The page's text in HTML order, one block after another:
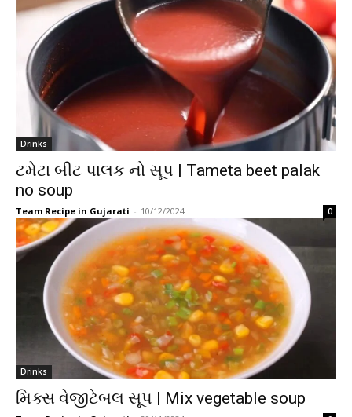
Drinks
ટમેટા બીટ પાલક નો સૂપ | Tameta beet palak
no soup
Team Recipe in Gujarati - 10/12/2024 0
Drinks
મિક્સ વેજીટેબલ સૂપ | Mix vegetable soup